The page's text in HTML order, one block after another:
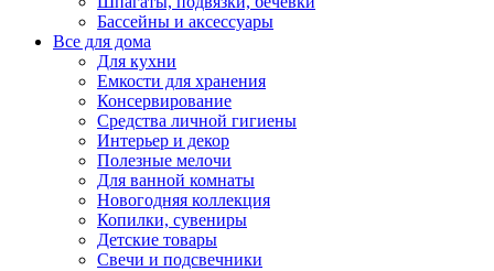
Бассейны и аксессуары
Все для дома
Для кухни
Емкости для хранения
Консервирование
Средства личной гигиены
Интерьер и декор
Полезные мелочи
Для ванной комнаты
Новогодняя коллекция
Копилки, сувениры
Детские товары
Свечи и подсвечники